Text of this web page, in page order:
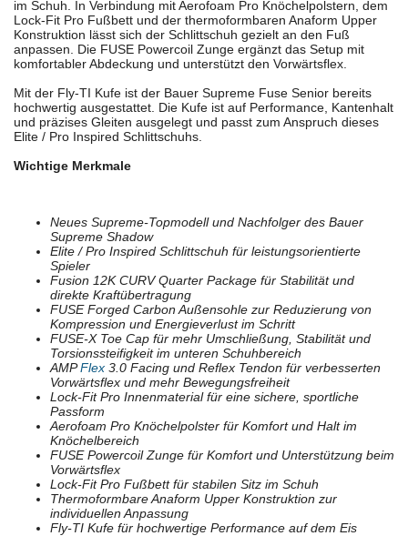
im Schuh. In Verbindung mit Aerofoam Pro Knöchelpolstern, dem
Lock-Fit Pro Fußbett und der thermoformbaren Anaform Upper
Konstruktion lässt sich der Schlittschuh gezielt an den Fuß
anpassen. Die FUSE Powercoil Zunge ergänzt das Setup mit
komfortabler Abdeckung und unterstützt den Vorwärtsflex.
Mit der Fly-TI Kufe ist der Bauer Supreme Fuse Senior bereits
hochwertig ausgestattet. Die Kufe ist auf Performance, Kantenhalt
und präzises Gleiten ausgelegt und passt zum Anspruch dieses
Elite / Pro Inspired Schlittschuhs.
Wichtige Merkmale
Neues Supreme-Topmodell und Nachfolger des Bauer
Supreme Shadow
Elite / Pro Inspired Schlittschuh für leistungsorientierte
Spieler
Fusion 12K CURV Quarter Package für Stabilität und
direkte Kraftübertragung
FUSE Forged Carbon Außensohle zur Reduzierung von
Kompression und Energieverlust im Schritt
FUSE-X Toe Cap für mehr Umschließung, Stabilität und
Torsionssteifigkeit im unteren Schuhbereich
AMPFlex 3.0 Facing und Reflex Tendon für verbesserten
Vorwärtsflex und mehr Bewegungsfreiheit
Lock-Fit Pro Innenmaterial für eine sichere, sportliche
Passform
Aerofoam Pro Knöchelpolster für Komfort und Halt im
Knöchelbereich
FUSE Powercoil Zunge für Komfort und Unterstützung beim
Vorwärtsflex
Lock-Fit Pro Fußbett für stabilen Sitz im Schuh
Thermoformbare Anaform Upper Konstruktion zur
individuellen Anpassung
Fly-TI Kufe für hochwertige Performance auf dem Eis